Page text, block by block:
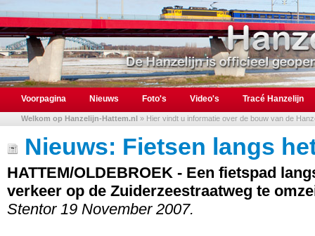
Voorpagina Nieuws Foto's Video's Tracé Hanzelijn
Welkom op Hanzelijn-Hattem.nl » Hier vindt u informatie over de bouw van de
Nieuws: Fietsen langs
HATTEM/OLDEBROEK - Een fietspad
verkeer op de Zuiderzeestraatweg te
Stentor 19 November 2007.